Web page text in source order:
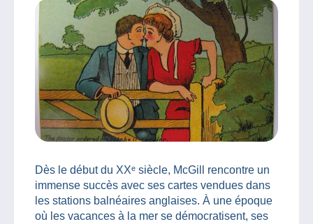
Dès le début du XXᵉ siècle, McGill rencontre un
immense succès avec ses cartes vendues dans
les stations balnéaires anglaises. À une époque
où les vacances à la mer se démocratisent, ses